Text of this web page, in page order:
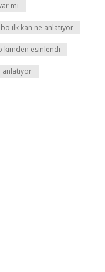
mı
ilk kan ne anlatıyor
kimden esinlendi
anlatıyor